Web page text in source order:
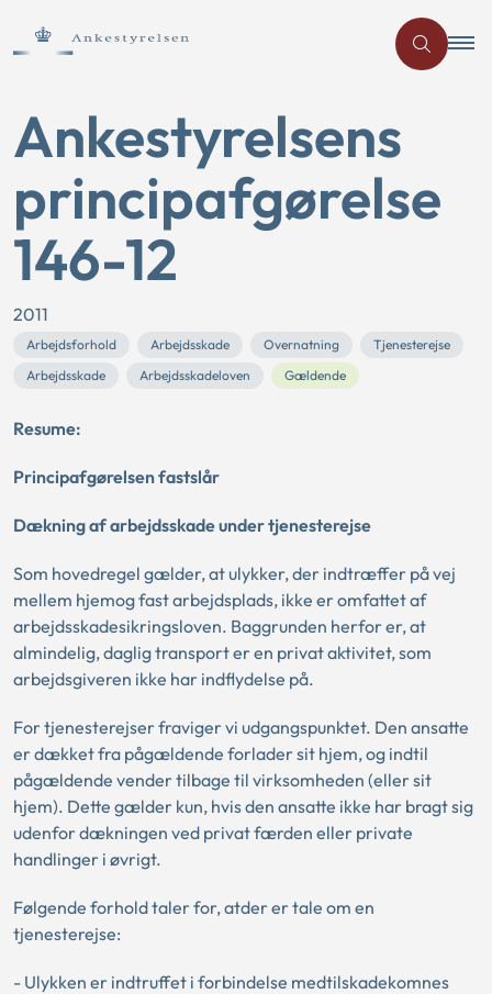
Ankestyrelsens
principafgørelse
146-12
2011
Arbejdsforhold Arbejdsskade Overnatning
Tjenesterejse
Arbejdsskade
Arbejdsskadeloven Gældende
Resume:
Principafgørelsen fastslår
Dækning af arbejdsskade under tjenesterejse
Som hovedregel gælder, at ulykker, der indtræffer på vej
mellem hjemog fast arbejdsplads, ikke er omfattet af
arbejdsskadesikringsloven. Baggrunden herfor er, at
almindelig, daglig transport er en privat aktivitet, som
arbejdsgiveren ikke har indflydelse på.
For tjenesterejser fraviger vi udgangspunktet. Den ansatte
er dækket fra pågældende forlader sit hjem, og indtil
pågældende vender tilbage til virksomheden (eller sit
hjem). Dette gælder kun, hvis den ansatte ikke har bragt sig
udenfor dækningen ved privat færden eller private
handlinger i øvrigt.
Følgende forhold taler for, atder er tale om en
tjenesterejse:
- Ulykken er indtruffet i forbindelse medtilskadekomnes